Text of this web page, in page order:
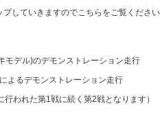
していきますのでこちらをご覧ください
デル)のデモンストレーション走行
よるデモンストレーション走行
われた第1戦に続く第2戦となります）